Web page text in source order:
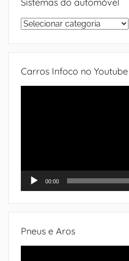
Sistemas do automóvel
Sistemas
automóvel
Carros Infoco no Youtube
00:00
Pneus e Aros